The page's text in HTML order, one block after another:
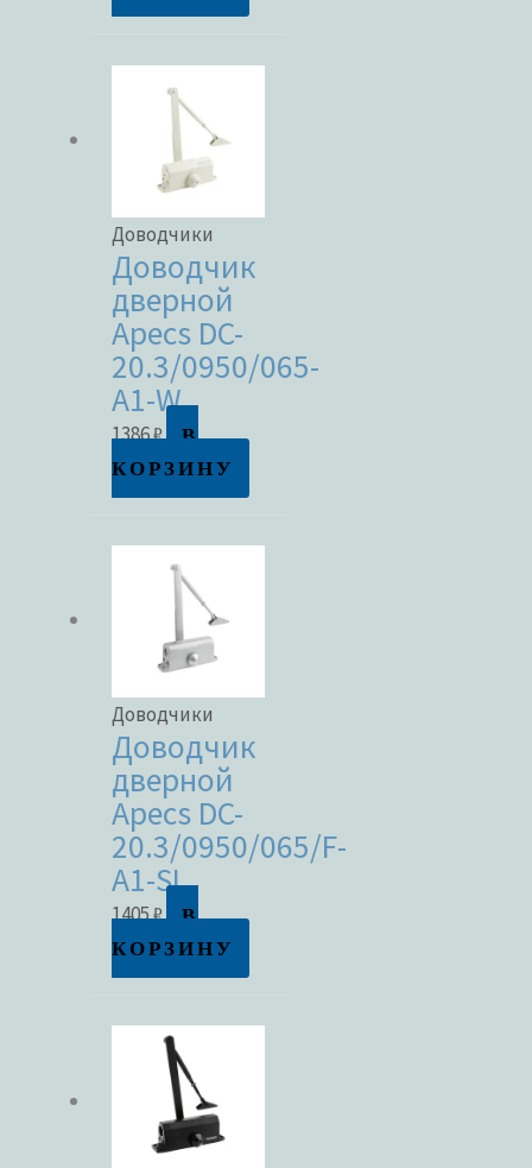
Доводчики
Доводчик
дверной
Apecs DC-
20.3/0950/065-
A1-W
1386₽
В
КОРЗИНУ
Доводчики
Доводчик
дверной
Apecs DC-
20.3/0950/065/F-
A1-SL
1405₽
В
КОРЗИНУ